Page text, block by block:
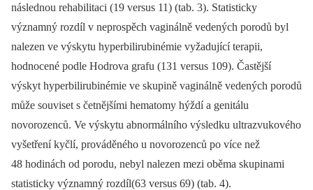
následnou rehabilitaci (19 versus 11) (tab. 3). Statisticky
významný rozdíl v neprospěch vaginálně vedených porodů byl
nalezen ve výskytu hyperbilirubinémie vyžadující terapii,
hodnocené podle Hodrova grafu (131 versus 109). Častější
výskyt hyperbilirubinémie ve skupině vaginálně vedených porodů
může souviset s četnějšími hematomy hýždí a genitálu
novorozenců. Ve výskytu abnormálního výsledku ultrazvukového
vyšetření kyčlí, prováděného u novorozenců po více než
48 hodinách od porodu, nebyl nalezen mezi oběma skupinami
statisticky významný rozdíl(63 versus 69) (tab. 4).